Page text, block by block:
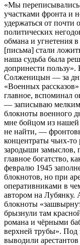
«Мы
участками фронта и
удержаться от почти
политических
обмана и угнетения
[письма] стали
наша судьба была
допринести
Солженицын — за
«Военных
главное, вспоминал
— записываю мелким
блокноты военного
мне бойцом из нашей
не найти, —
концентраты чьих-то
зародыши замыслов,
главное богатство,
февралю 1945
блокнотов, но при
оперативниками в
автором на Лубянку.
блокноты
брызнули там
романа и чёрными
верхней трубы».
выводили арестантов